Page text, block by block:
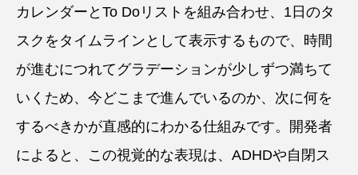
カレンダーとTo Doリストを組み合わせ、1日のタ
スクをタイムラインとして表示するもので、時間
が進むにつれてグラデーションが少しずつ満ちて
いくため、今どこまで進んでいるのか、次に何を
するべきかが直感的にわかる仕組みです。開発者
によると、この視覚的な表現は、ADHDや自閉ス